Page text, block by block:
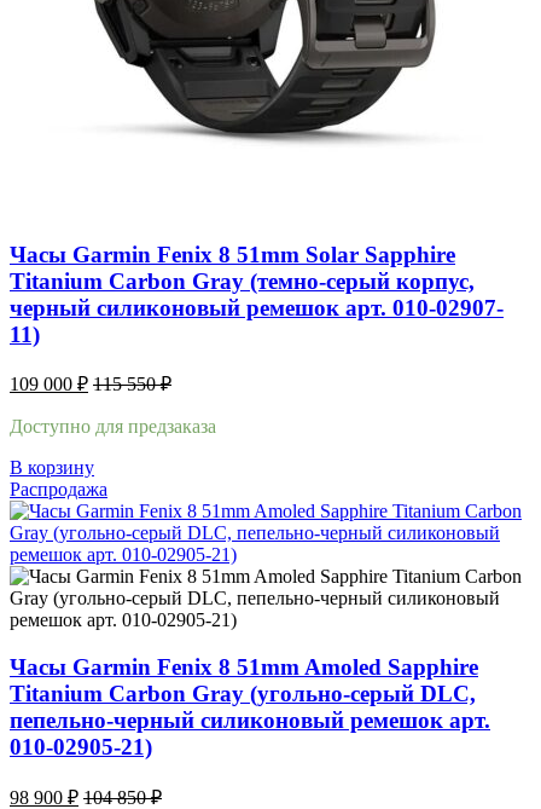
Часы Garmin Fenix 8 51mm Solar Sapphire
Titanium Carbon Gray (темно-серый корпус,
черный силиконовый ремешок арт. 010-02907-
11)
109 000 ₽ 115 550₽
Доступно для предзаказа
В корзину
Распродажа
Часы Garmin Fenix 8 51mm Amoled Sapphire
Titanium Carbon Gray (угольно-серый DLC,
пепельно-черный силиконовый ремешок арт.
010-02905-21)
98 900 ₽ 104 850₽